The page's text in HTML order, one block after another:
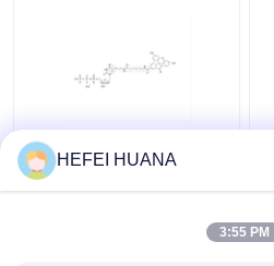
फ्लोरोसेइन-12-डीयूटीपी 1
एमएम सोडियम समाधान
HEFEI HUANA
3:55 PM